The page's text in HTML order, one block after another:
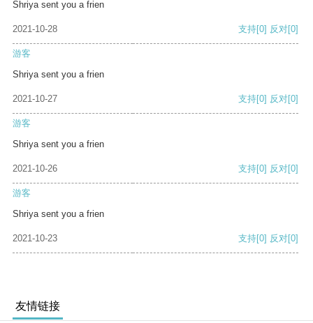
Shriya sent you a frien
2021-10-28 支持[0] 反对[0]
游客
Shriya sent you a frien
2021-10-27 支持[0] 反对[0]
游客
Shriya sent you a frien
2021-10-26 支持[0] 反对[0]
游客
Shriya sent you a frien
2021-10-23 支持[0] 反对[0]
友情链接